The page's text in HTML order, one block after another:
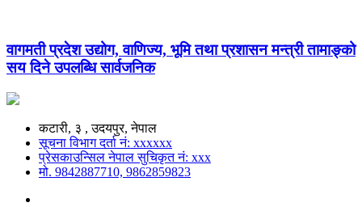
वागमती प्रदेश उद्योग, वाणिज्य, भूमि तथा प्रशासन मन्त्री तामाङ्को
सय दिने उपलब्धि सार्वजनिक
कटारी, ३ , उदयपुर, नेपाल
सूचना विभाग दर्ता नं: xxxxxx
प्रेसकाउन्सिल नेपाल सुचिकृत नं: xxx
मो. 9842887710, 9862859823